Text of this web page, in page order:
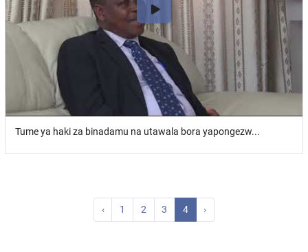
Tume ya haki za binadamu na utawala bora yapongezw...
‹ 1 2 3 4 ›